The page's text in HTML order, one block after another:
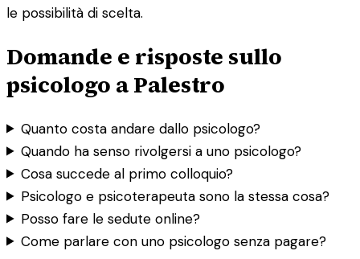
le possibilità di scelta.
Domande e risposte sullo
psicologo a Palestro
Quanto costa andare dallo psicologo?
Quando ha senso rivolgersi a uno psicologo?
Cosa succede al primo colloquio?
Psicologo e psicoterapeuta sono la stessa cosa?
Posso fare le sedute online?
Come parlare con uno psicologo senza pagare?